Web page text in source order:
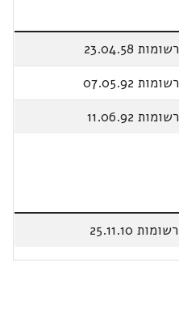
23.04.58
07.05.92
11.06.92
25.11.10